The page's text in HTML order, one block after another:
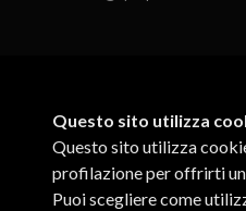
Questo sito utilizza
Questo sito utilizza
profilazione per offrirti
Puoi scegliere come